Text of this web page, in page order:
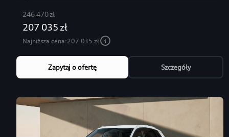
246 470 zł
207 035 zł
Najniższa cena:207 035 zł
Zapytaj o ofertę Szczegóły